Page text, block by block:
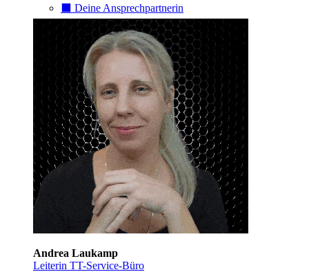
⬛️ Deine Ansprechpartnerin
Andrea Laukamp
Leiterin TT-Service-Büro